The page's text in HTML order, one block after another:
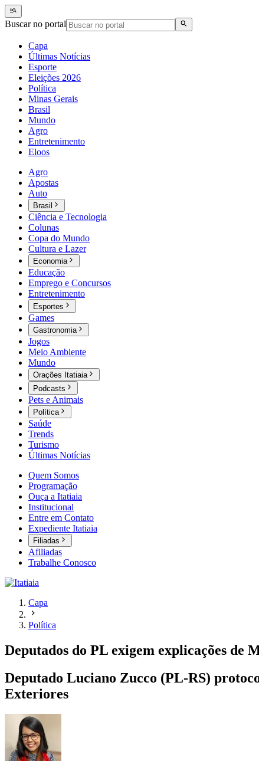
Buscar no portal
Capa
Últimas Notícias
Esporte
Eleições 2026
Política
Minas Gerais
Brasil
Mundo
Agro
Entretenimento
Eloos
Agro
Apostas
Auto
Brasil
Ciência e Tecnologia
Colunas
Copa do Mundo
Cultura e Lazer
Economia
Educação
Emprego e Concursos
Entretenimento
Esportes
Games
Gastronomia
Jogos
Meio Ambiente
Mundo
Orações Itatiaia
Podcasts
Pets e Animais
Política
Saúde
Trends
Turismo
Últimas Notícias
Quem Somos
Programação
Ouça a Itatiaia
Institucional
Entre em Contato
Expediente Itatiaia
Filiadas
Afiliadas
Trabalhe Conosco
Capa
Política
Deputados do PL exigem explicações de
Deputado Luciano Zucco (PL-RS)
Exteriores